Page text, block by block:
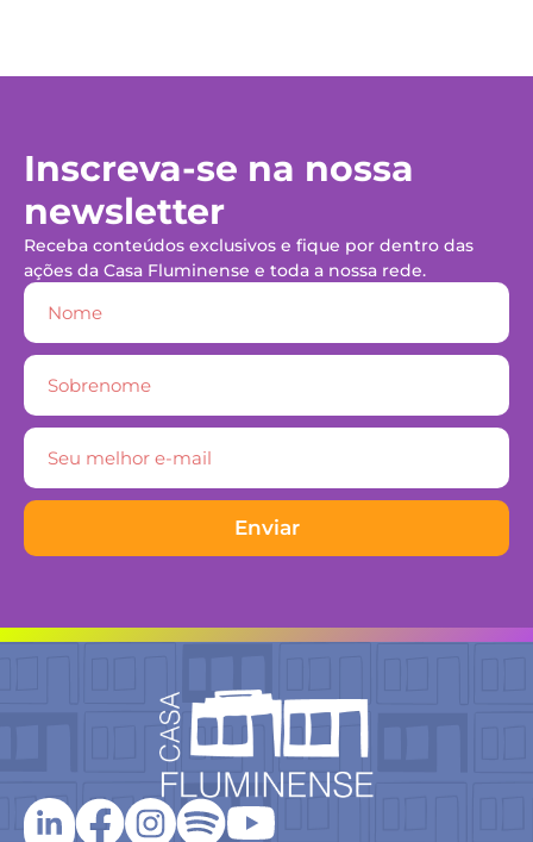
Inscreva-se na nossa
newsletter
Receba conteúdos exclusivos e fique por dentro das
ações da Casa Fluminense e toda a nossa rede.
Enviar